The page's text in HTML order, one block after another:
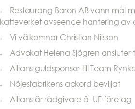
Restaurang Baron AB vann mål
avseende hantering av
Vi välkomnar Christian Nilsson
Advokat Helena Sjögren ansluter
Allians guldsponsor till Team
Nöjesfabrikens ackord beviljat
Allians är rådgivare åt UF-företag